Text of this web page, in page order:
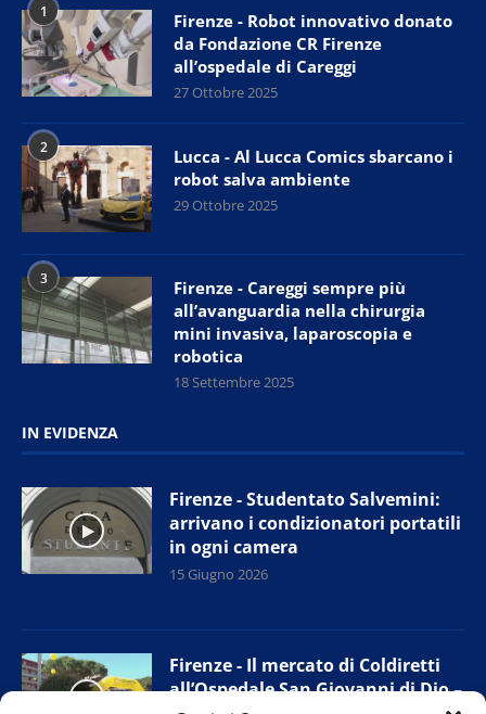
1
Firenze - Robot innovativo donato
da Fondazione CR Firenze
all’ospedale di Careggi
27 Ottobre 2025
2
Lucca - Al Lucca Comics sbarcano i
robot salva ambiente
29 Ottobre 2025
3
Firenze - Careggi sempre più
all’avanguardia nella chirurgia
mini invasiva, laparoscopia e
robotica
18 Settembre 2025
IN EVIDENZA
Firenze - Studentato Salvemini:
arrivano i condizionatori portatili
in ogni camera
15 Giugno 2026
Firenze - Il mercato di Coldiretti
all’Ospedale San Giovanni di Dio –